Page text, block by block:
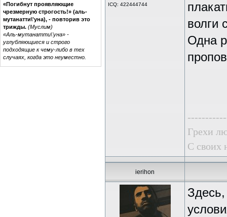
«Погибнут проявляющие
чрезмерную строгость!» (аль-
мутанатти\'уна), - повторив это
трижды. (Муслим)
«Аль-мутанатти\'уна» -
углубляющиеся и строго
подходящие к чему-либо в тех
случаях, когда это неуместно.
ICQ: 422444744
волги
Одна
Грехи
С своих
ierihon